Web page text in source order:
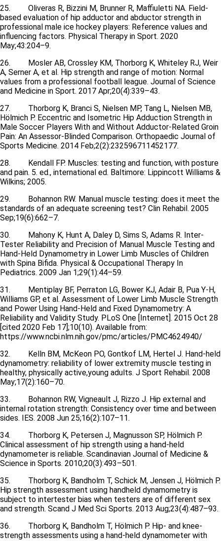
25. Oliveras R, Bizzini M, Brunner R, Maffiuletti NA. Field-
based evaluation of hip adductor and abductor strength in
professional male ice hockey players: Reference values and
influencing factors. Physical Therapy in Sport. 2020
May;43:204–9.
26. Mosler AB, Crossley KM, Thorborg K, Whiteley RJ, Weir
A, Serner A, et al. Hip strength and range of motion: Normal
values from a professional football league. Journal of Science
and Medicine in Sport. 2017 Apr;20(4):339–43.
27. Thorborg K, Branci S, Nielsen MP, Tang L, Nielsen MB,
Hölmich P. Eccentric and Isometric Hip Adduction Strength in
Male Soccer Players With and Without Adductor-Related Groin
Pain: An Assessor-Blinded Comparison. Orthopaedic Journal of
Sports Medicine. 2014 Feb;2(2):232596711452177.
28. Kendall FP. Muscles: testing and function, with posture
and pain. 5. ed., international ed. Baltimore: Lippincott Williams &
Wilkins; 2005.
29. Bohannon RW. Manual muscle testing: does it meet the
standards of an adequate screening test? Clin Rehabil. 2005
Sep;19(6):662–7.
30. Mahony K, Hunt A, Daley D, Sims S, Adams R. Inter-
Tester Reliability and Precision of Manual Muscle Testing and
Hand-Held Dynamometry in Lower Limb Muscles of Children
with Spina Bifida. Physical & Occupational Therapy In
Pediatrics. 2009 Jan 1;29(1):44–59.
31. Mentiplay BF, Perraton LG, Bower KJ, Adair B, Pua Y-H,
Williams GP, et al. Assessment of Lower Limb Muscle Strength
and Power Using Hand-Held and Fixed Dynamometry: A
Reliability and Validity Study. PLoS One [Internet]. 2015 Oct 28
[cited 2020 Feb 17];10(10). Available from:
https://www.ncbi.nlm.nih.gov/pmc/articles/PMC4624940/
32. Kelln BM, McKeon PO, Gontkof LM, Hertel J. Hand-held
dynamometry: reliability of lower extremity muscle testing in
healthy, physically active,young adults. J Sport Rehabil. 2008
May;17(2):160–70.
33. Bohannon RW, Vigneault J, Rizzo J. Hip external and
internal rotation strength: Consistency over time and between
sides. IES. 2008 Jun 25;16(2):107–11.
34. Thorborg K, Petersen J, Magnusson SP, Hölmich P.
Clinical assessment of hip strength using a hand-held
dynamometer is reliable. Scandinavian Journal of Medicine &
Science in Sports. 2010;20(3):493–501.
35. Thorborg K, Bandholm T, Schick M, Jensen J, Hölmich P.
Hip strength assessment using handheld dynamometry is
subject to intertester bias when testers are of different sex
and strength. Scand J Med Sci Sports. 2013 Aug;23(4):487–93.
36. Thorborg K, Bandholm T, Hölmich P. Hip- and knee-
strength assessments using a hand-held dynamometer with